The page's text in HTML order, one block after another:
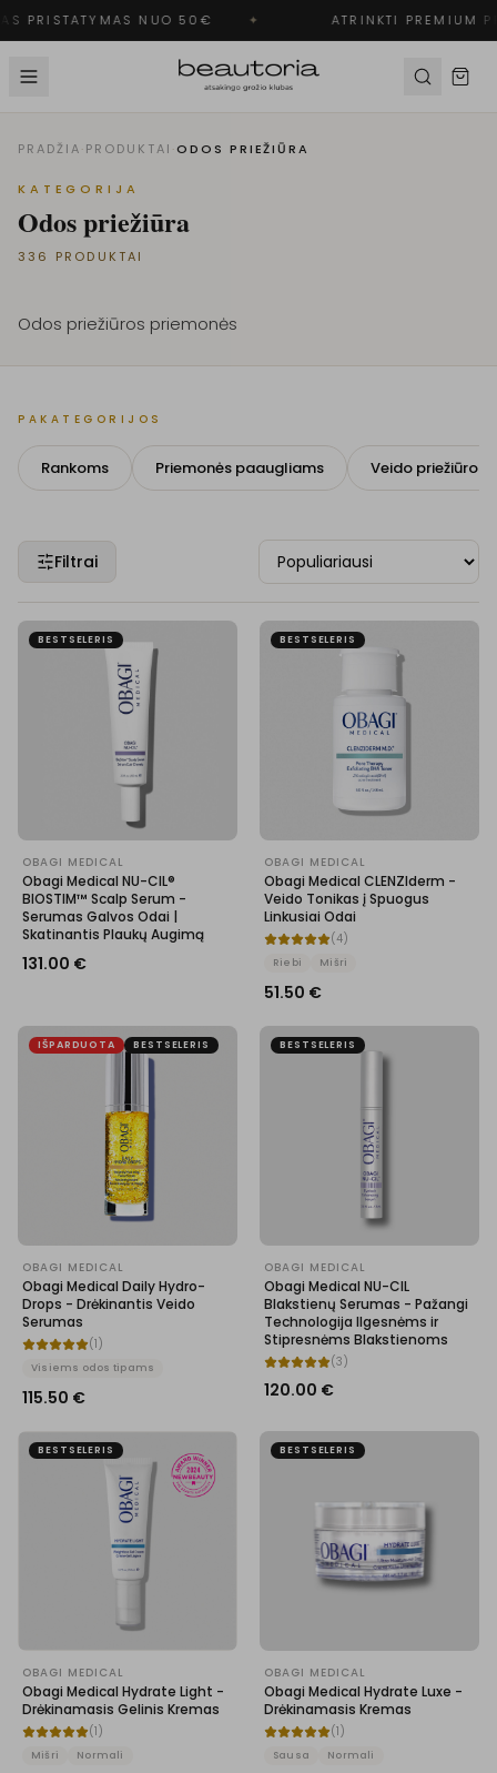
PRISTATYMAS NUO 50€ ATRINKTI PREMIUM
PRADŽIA·PRODUKTAI ·ODOS PRIEŽIŪRA
KATEGORIJA
Odos priežiūra
336 PRODUKTAI
Odos priežiūros priemonės
PAKATEGORIJOS
Rankoms Priemonės paaugliams Veido priežiūros
Filtrai
BESTSELERIS
OBAGI MEDICAL
Obagi Medical NU-CIL®
BIOSTIM™ Scalp Serum -
Serumas Galvos Odai |
Skatinantis Plaukų Augimą
131.00 €
BESTSELERIS
OBAGI MEDICAL
Obagi Medical CLENZIderm -
Veido Tonikas į Spuogus
Linkusiai Odai
(4)
Riebi Mišri
51.50 €
IŠPARDUOTA BESTSELERIS
OBAGI MEDICAL
Obagi Medical Daily Hydro-
Drops - Drėkinantis Veido
Serumas
(1 )
Visiems odos tipams
115.50 €
BESTSELERIS
OBAGI MEDICAL
Obagi Medical NU-CIL
Blakstienų Serumas - Pažangi
Technologija Ilgesnėms ir
Stipresnėms Blakstienoms
(3 )
120.00 €
BESTSELERIS
OBAGI MEDICAL
Obagi Medical Hydrate Light -
Drėkinamasis Gelinis Kremas
(1 )
Mišri Normali
BESTSELERIS
OBAGI MEDICAL
Obagi Medical Hydrate Luxe -
Drėkinamasis Kremas
(1 )
Sausa Normali